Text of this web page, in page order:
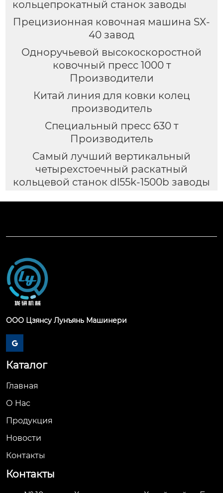
кольцепрокатный станок заводы
Прецизионная ковочная машина SX-
40 завод
Одноручьевой высокоскоростной
ковочный пресс 1000 т
Производители
Китай линия для ковки колец
производитель
Специальный пресс 630 т
Производитель
Самый лучший вертикальный
четырехстоечный раскатный
кольцевой станок dl55k-1500b заводы
ООО Цзянсу Лунъянь Машинери

Каталог
Главная
О Hас
Продукция
Новости
Контакты
Контакты